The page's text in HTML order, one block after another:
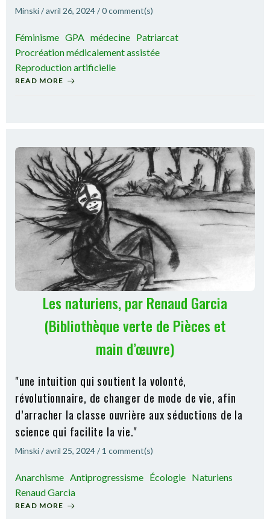
Minski/avril 26, 2024/0comment(s)
Féminisme GPA médecine Patriarcat
Procréation médicalement assistée
Reproduction artificielle
READ MORE
Les naturiens, par Renaud Garcia
(Bibliothèque verte de Pièces et
main d’œuvre)
"une intuition qui soutient la volonté,
révolutionnaire, de changer de mode de vie, afin
d’arracher la classe ouvrière aux séductions de la
science qui facilite la vie."
Minski/avril 25, 2024/ 1 comment(s)
Anarchisme Antiprogressisme Écologie Naturiens
Renaud Garcia
READ MORE